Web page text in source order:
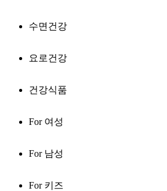
수면건강
요로건강
건강식품
For 여성
For 남성
For 키즈